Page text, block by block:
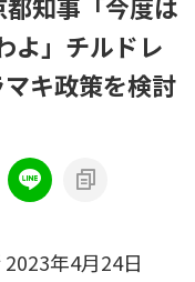
よ」チルドレ
キ政策を検討
年4月24日